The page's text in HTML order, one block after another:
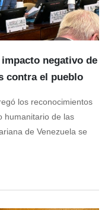
negativo de
contra el pueblo
los reconocimientos
humanitario de las
de Venezuela se